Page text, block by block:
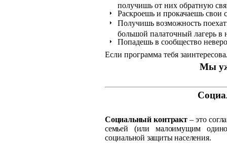
получишь от них обратную
Раскроешь и прокачаешь свои
Получишь возможность
большой палаточный лагерь в
Попадешь в сообщество
Если программа тебя
Мы
Социальный контракт– это
семьей (или малоимущим
социальной защиты населения.